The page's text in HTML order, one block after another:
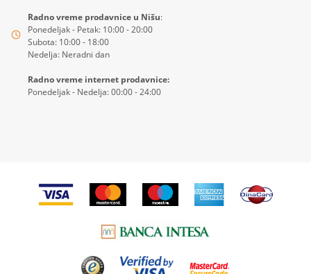
Radno vreme prodavnice u Nišu:
Ponedeljak - Petak: 10:00 - 20:00
Subota: 10:00 - 18:00
Nedelja: Neradni dan
Radno vreme internet prodavnice:
Ponedeljak - Nedelja: 00:00 - 24:00